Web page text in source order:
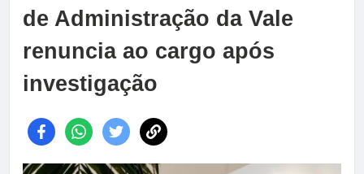
de Administração da Vale
renuncia ao cargo após
investigação